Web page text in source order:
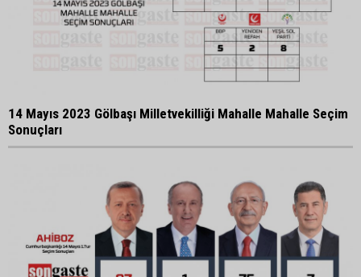
14 Mayıs 2023 Gölbaşı Milletvekilliği Mahalle Mahalle Seçim
Sonuçları